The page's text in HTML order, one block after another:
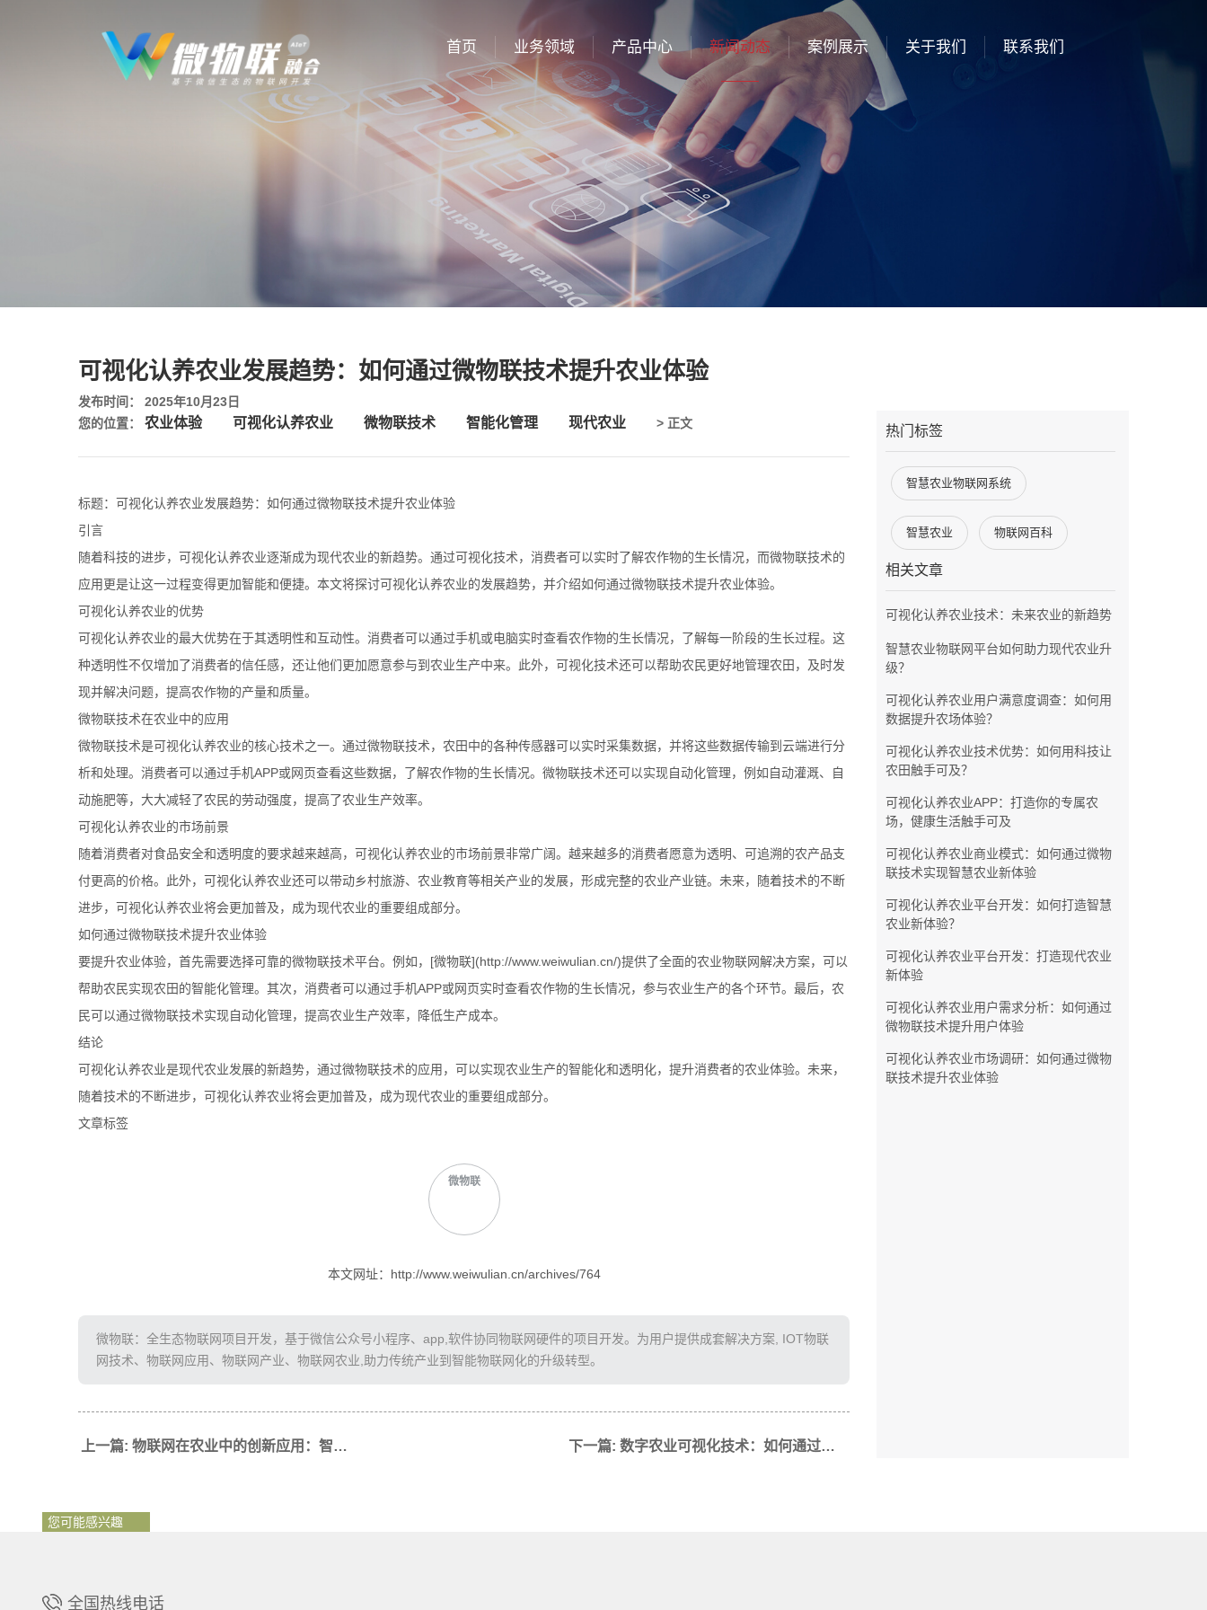
首页 业务领域 产品中心 新闻动态 案例展示 关于我们 联系我们
可视化认养农业发展趋势：如何通过微物联技术提升农业体验
发布时间： 2025年10月23日
您的位置： 农业体验 可视化认养农业 微物联技术 智能化管理 现代农业 > 正文
标题：可视化认养农业发展趋势：如何通过微物联技术提升农业体验
引言
随着科技的进步，可视化认养农业逐渐成为现代农业的新趋势。通过可视化技术，消费者可以实时了解农作物的生长情况，而微物联技术的
应用更是让这一过程变得更加智能和便捷。本文将探讨可视化认养农业的发展趋势，并介绍如何通过微物联技术提升农业体验。
可视化认养农业的优势
可视化认养农业的最大优势在于其透明性和互动性。消费者可以通过手机或电脑实时查看农作物的生长情况，了解每一阶段的生长过程。这
种透明性不仅增加了消费者的信任感，还让他们更加愿意参与到农业生产中来。此外，可视化技术还可以帮助农民更好地管理农田，及时发
现并解决问题，提高农作物的产量和质量。
微物联技术在农业中的应用
微物联技术是可视化认养农业的核心技术之一。通过微物联技术，农田中的各种传感器可以实时采集数据，并将这些数据传输到云端进行分
析和处理。消费者可以通过手机APP或网页查看这些数据，了解农作物的生长情况。微物联技术还可以实现自动化管理，例如自动灌溉、自
动施肥等，大大减轻了农民的劳动强度，提高了农业生产效率。
可视化认养农业的市场前景
随着消费者对食品安全和透明度的要求越来越高，可视化认养农业的市场前景非常广阔。越来越多的消费者愿意为透明、可追溯的农产品支
付更高的价格。此外，可视化认养农业还可以带动乡村旅游、农业教育等相关产业的发展，形成完整的农业产业链。未来，随着技术的不断
进步，可视化认养农业将会更加普及，成为现代农业的重要组成部分。
如何通过微物联技术提升农业体验
要提升农业体验，首先需要选择可靠的微物联技术平台。例如，[微物联](http://www.weiwulian.cn/)提供了全面的农业物联网解决方案，可以
帮助农民实现农田的智能化管理。其次，消费者可以通过手机APP或网页实时查看农作物的生长情况，参与农业生产的各个环节。最后，农
民可以通过微物联技术实现自动化管理，提高农业生产效率，降低生产成本。
结论
可视化认养农业是现代农业发展的新趋势，通过微物联技术的应用，可以实现农业生产的智能化和透明化，提升消费者的农业体验。未来，
随着技术的不断进步，可视化认养农业将会更加普及，成为现代农业的重要组成部分。
文章标签
微物联
本文网址：http://www.weiwulian.cn/archives/764
微物联：全生态物联网项目开发，基于微信公众号小程序、app,软件协同物联网硬件的项目开发。为用户提供成套解决方案, IOT物联
网技术、物联网应用、物联网产业、物联网农业,助力传统产业到智能物联网化的升级转型。
上一篇: 物联网在农业中的创新应用：智能灌溉、精准养殖与智慧农场 下一篇: 数字农业可视化技术：如何通过微物联提升农业生产效率？
热门标签
智慧农业物联网系统
智慧农业 物联网百科
相关文章
可视化认养农业技术：未来农业的新趋势
智慧农业物联网平台如何助力现代农业升
级？
可视化认养农业用户满意度调查：如何用
数据提升农场体验？
可视化认养农业技术优势：如何用科技让
农田触手可及？
可视化认养农业APP：打造你的专属农
场，健康生活触手可及
可视化认养农业商业模式：如何通过微物
联技术实现智慧农业新体验
可视化认养农业平台开发：如何打造智慧
农业新体验？
可视化认养农业平台开发：打造现代农业
新体验
可视化认养农业用户需求分析：如何通过
微物联技术提升用户体验
可视化认养农业市场调研：如何通过微物
联技术提升农业体验
您可能感兴趣
全国热线电话